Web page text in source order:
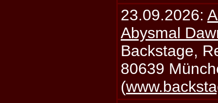
23.09.2026:
Abysmal
Backstage,
80639
(